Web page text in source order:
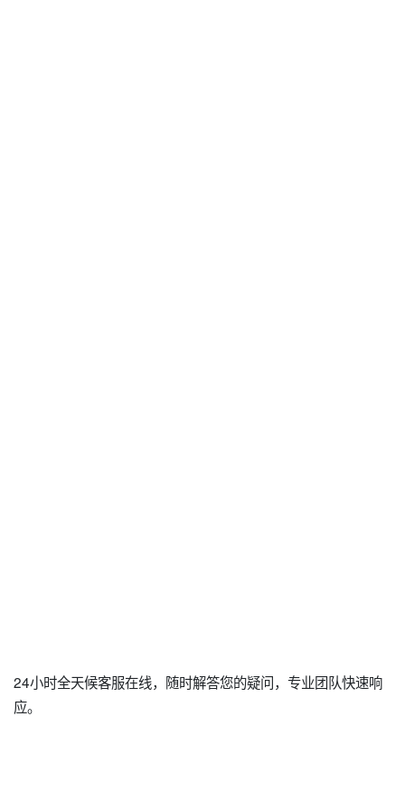
24小时全天候客服在线，随时解答您的疑问，专业团队快速响
应。